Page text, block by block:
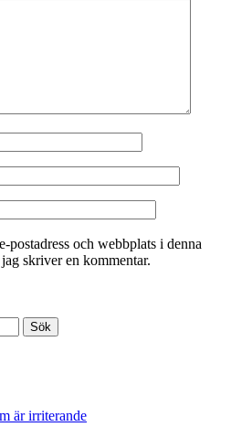
postadress och webbplats i denna
skriver en kommentar.
är irriterande